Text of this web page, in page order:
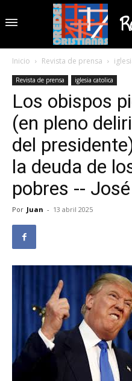
Inicio Revista de prensa
Revista de prensa iglesia catolica
Los obispos
(en pleno
del
la deuda de
pobres --
Por Juan - 13 abril 2025